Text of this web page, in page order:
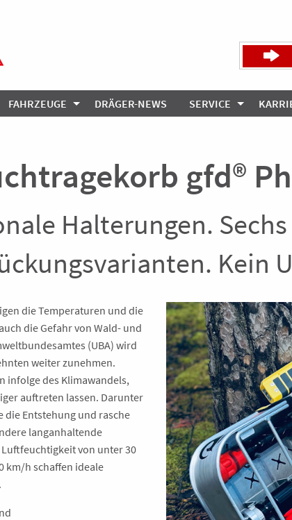
FAHRZEUGE DRÄGER-NEWS SERVICE
gfd®
Halterungen.
Kein
die Temperaturen und die
die Gefahr von Wald- und
(UBA) wird
weiter zunehmen.
infolge des Klimawandels,
auftreten lassen. Darunter
Entstehung und rasche
langanhaltende
von unter 30
km/h schaffen ideale